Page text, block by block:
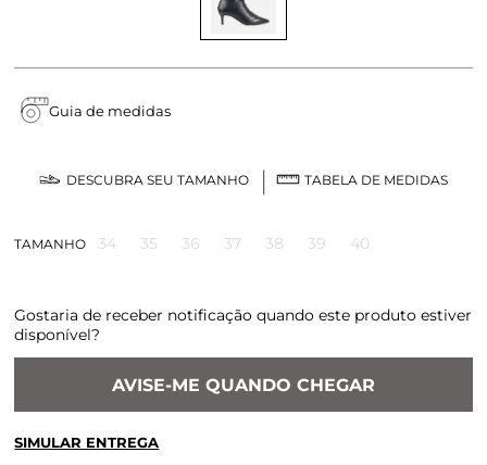
Guia de medidas
DESCUBRA SEU TAMANHO TABELA DE MEDIDAS
TAMANHO 34 35 36 37 38 39 40
Gostaria de receber notificação quando este produto estiver
disponível?
AVISE-ME QUANDO CHEGAR
SIMULAR ENTREGA